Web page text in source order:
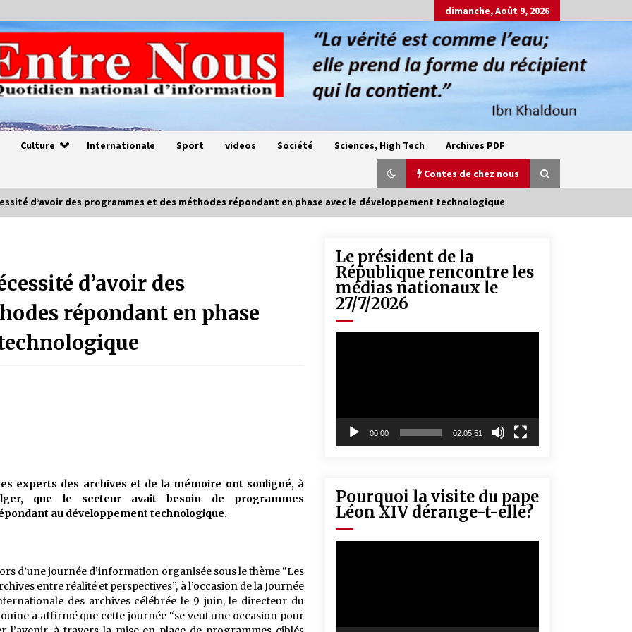
dimanche, Août 9, 2026
Culture Internationale Sport videos Société Sciences, High Tech Archives PDF
Contes de chez nous
Oum el Gaïla / L’ogresse du M’zab
4 ans ago
Quand on va vite
5 ans ago
d’avoir des programmes et des méthodes répondant en phase avec le développement technologique
d’avoir des
répondant en phase
experts des archives et de la mémoire ont souligné, à
que le secteur avait besoin de programmes
au développement technologique.
d’une journée d’information organisée sous le thème “Les
entre réalité et perspectives”, à l’occasion de la Journée
des archives célébrée le 9 juin, le directeur du
a affirmé que cette journée “se veut une occasion pour
Le président de la
République rencontre les
médias nationaux le
27/7/2026
00:00 02:05:51
Pourquoi la visite du pape
Léon XIV dérange-t-elle?